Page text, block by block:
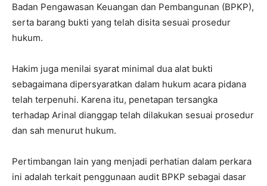
Badan Pengawasan Keuangan dan Pembangunan (BPKP),
serta barang bukti yang telah disita sesuai prosedur
hukum.
Hakim juga menilai syarat minimal dua alat bukti
sebagaimana dipersyaratkan dalam hukum acara pidana
telah terpenuhi. Karena itu, penetapan tersangka
terhadap Arinal dianggap telah dilakukan sesuai prosedur
dan sah menurut hukum.
Pertimbangan lain yang menjadi perhatian dalam perkara
ini adalah terkait penggunaan audit BPKP sebagai dasar